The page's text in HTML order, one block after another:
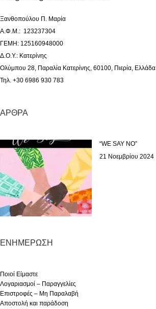
Ξανθοπούλου Π. Μαρία
Α.Φ.Μ.: 123237304
ΓΕΜΗ: 125160948000
Δ.Ο.Υ.: Κατερίνης
Ολύμπου 28, Παραλία Κατερίνης, 60100, Πιερία, Ελλάδα
Τηλ. +30 6986 930 783
ΆΡΘΡΑ
“WE SAY NO”
21 Νοεμβρίου 2024
ΕΝΗΜΈΡΩΣΗ
Ποιοί Είμαστε
Λογαριασμοί – Παραγγελίες
Επιστροφές – Μη Παραλαβή
Αποστολή και παράδοση